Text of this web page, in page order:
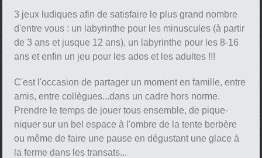
3 jeux ludiques afin de satisfaire le plus grand nombre
d'entre vous : un labyrinthe pour les minuscules (à partir
de 3 ans et jusque 12 ans), un labyrinthe pour les 8-16
ans et enfin un jeu pour les ados et les adultes !!!
C'est l'occasion de partager un moment en famille, entre
amis, entre collègues...dans un cadre hors norme.
Prendre le temps de jouer tous ensemble, de pique-
niquer sur un bel espace à l'ombre de la tente berbère
ou même de faire une pause en dégustant une glace à
la ferme dans les transats...